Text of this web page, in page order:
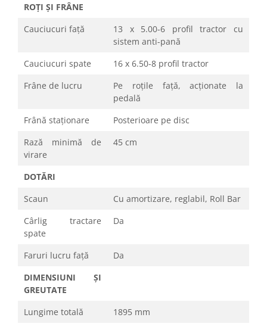
ROȚI ȘI FRÂNE
Cauciucuri față
13 x 5.00-6 profil tractor cu
sistem anti-pană
Cauciucuri spate
16 x 6.50-8 profil tractor
Frâne de lucru
Pe roțile față, acționate la
pedală
Frână staționare
Posterioare pe disc
Rază minimă de
virare
45 cm
DOTĂRI
Scaun
Cu amortizare, reglabil, Roll Bar
Cârlig tractare
spate
Da
Faruri lucru față
Da
DIMENSIUNI ȘI
GREUTATE
Lungime totală
1895 mm